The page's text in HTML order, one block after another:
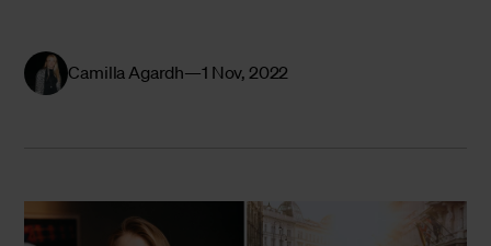
Camilla Agardh 1 Nov, 2022